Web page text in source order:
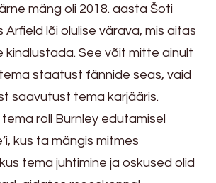
mäng oli 2018. aasta Šoti
Arfield lõi olulise värava, mis aitas
kindlustada. See võit mitte ainult
staatust fännide seas, vaid
saavutust tema karjääris.
tema roll Burnley edutamisel
kus ta mängis mitmes
tema juhtimine ja oskused olid